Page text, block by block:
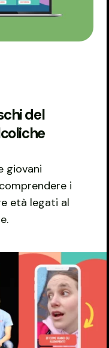
del
giovani
i
età legati al